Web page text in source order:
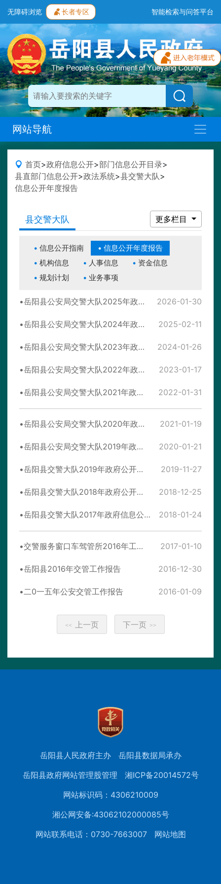
无障碍浏览 长者专区 智能检索与问答平台
网站导航
首页>政府信息公开>部门信息公开目录>
县直部门信息公开>政法系统>县交警大队>
信息公开年度报告
县交警大队 更多栏目
信息公开指南
信息公开年度报告
机构信息
人事信息
资金信息
规划计划
业务事项
岳阳县公安局交警大队2025年政府信息公开工作年度报告 2026-01-30
岳阳县公安局交警大队2024年政府信息公开工作年度报告 2025-02-11
岳阳县公安局交警大队2023年政府信息公开工作年度报告 2024-01-26
岳阳县公安局交警大队2022年政府信息公开工作年度报告 2023-01-17
岳阳县公安局交警大队2021年政府信息公开年度报告 2022-01-31
岳阳县公安局交警大队2020年政府信息公开年度报告 2021-01-19
岳阳县公安局交警大队2019年政府信息公开年度报告 2020-01-21
岳阳县交警大队2019年政府公开年度报告 2019-11-27
岳阳县交警大队2018年政府公开年度报告 2018-12-25
岳阳县交警大队2017年政府信息公开年度报告 2018-01-24
交警服务窗口车驾管所2016年工作总结 2017-01-10
岳阳县2016年交管工作报告 2016-12-30
二0一五年公安交管工作报告 2016-01-09
<< 上一页 下一页 >>
岳阳县人民政府主办
岳阳县数据局承办
岳阳县政府网站管理股管理
湘ICP备20014572号
网站标识码：4306210009
湘公网安备:43062102000085号
网站联系电话：0730-7663007
网站地图